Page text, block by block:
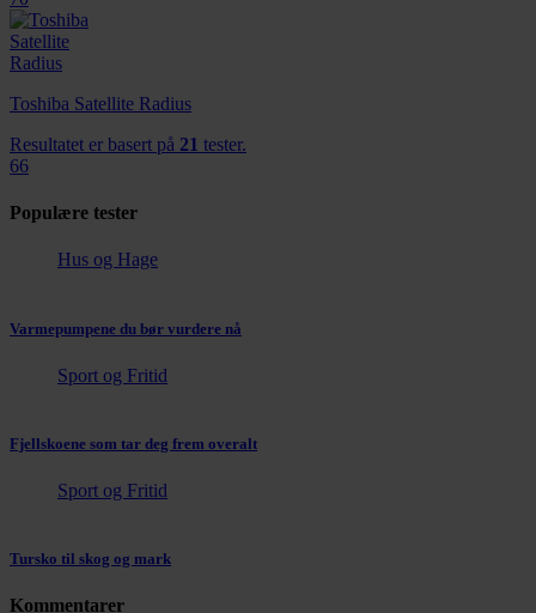
Toshiba Satellite Radius
Resultatet er basert på 21 tester.
66
Populære tester
Hus og Hage
Varmepumpene du bør vurdere nå
Sport og Fritid
Fjellskoene som tar deg frem overalt
Sport og Fritid
Tursko til skog og mark
Kommentarer